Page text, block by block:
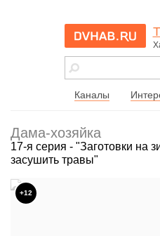
dvhab.ru - сайт
города
Каналы
Дама-хозяйка
17-я серия - "Заготовки на
засушить травы"
+12